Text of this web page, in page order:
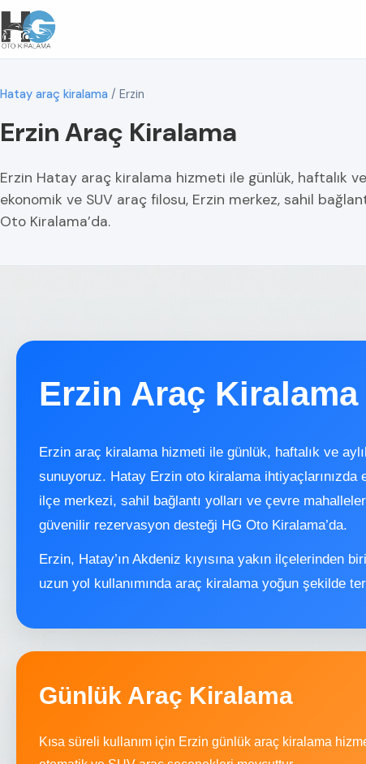
Hatay araç kiralama / Erzin
Erzin Araç Kiralama
Erzin Hatay araç kiralama hizmeti ile günlük, haftalık
ekonomik ve SUV araç filosu, Erzin merkez, sahil
Oto Kiralama’da.
Erzin Araç Kiralama
Erzin araç kiralama hizmeti ile günlük, haftalık ve
sunuyoruz. Hatay Erzin oto kiralama
ilçe merkezi, sahil bağlantı yolları ve çevre
güvenilir rezervasyon desteği HG Oto Kiralama’da.
Erzin, Hatay’ın Akdeniz kıyısına yakın ilçelerinden
uzun yol kullanımında araç kiralama yoğun şekilde
Günlük Araç Kiralama
Kısa süreli kullanım için Erzin günlük araç kiralama